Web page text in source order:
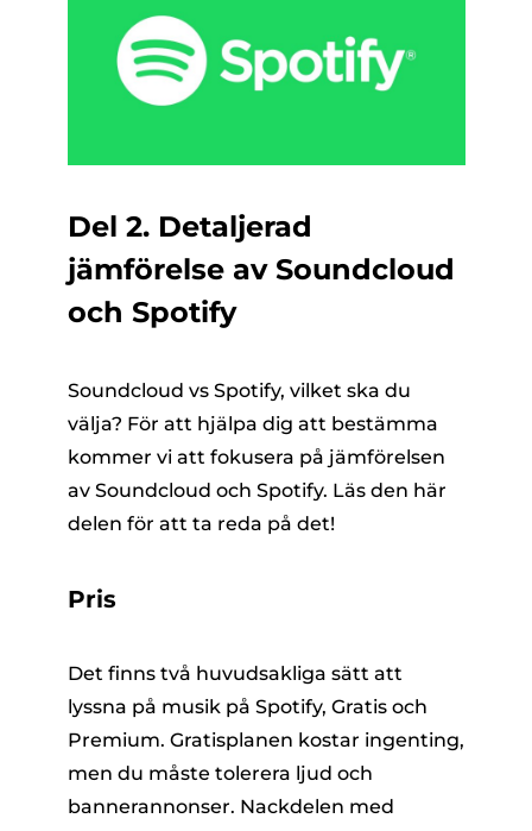
Del 2. Detaljerad
jämförelse av Soundcloud
och Spotify
Soundcloud vs Spotify, vilket ska du
välja? För att hjälpa dig att bestämma
kommer vi att fokusera på jämförelsen
av Soundcloud och Spotify. Läs den här
delen för att ta reda på det!
Pris
Det finns två huvudsakliga sätt att
lyssna på musik på Spotify, Gratis och
Premium. Gratisplanen kostar ingenting,
men du måste tolerera ljud och
bannerannonser. Nackdelen med